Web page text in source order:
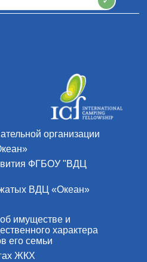
организации
ФГБОУ "ВДЦ
ВДЦ «Океан»
имуществе и
характера
его семьи
ЖКХ